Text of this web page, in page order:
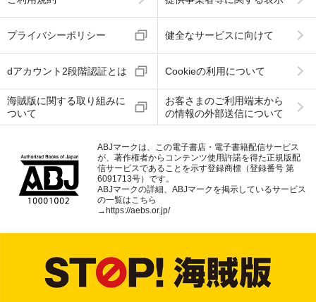
プライバシーポリシー 健全なサービスに向けて
dアカウント2段階認証とは Cookieの利用について
海賊版に関する取り組みに
ついて
お客さまのご利用端末から
の情報の外部送信について
ABJマークは、この電子書店・電子書籍配信サービス
が、著作権者からコンテンツ使用許諾を得た正規版配
信サービスであることを示す登録商標（登録番号 第
6091713号）です。
ABJマークの詳細、ABJマークを掲示しているサービス
の一覧はこちら
→ https://aebs.or.jp/